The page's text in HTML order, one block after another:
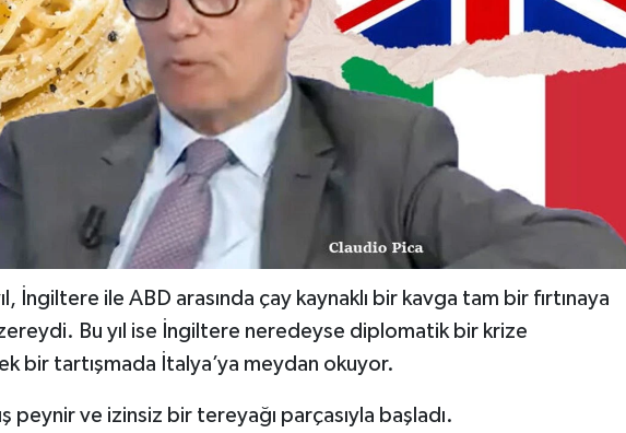
İngiltere ile ABD arasında çay kaynaklı bir kavga tam bir fırtınaya
Bu yıl ise İngiltere neredeyse diplomatik bir krize
bir tartışmada İtalya’ya meydan okuyor.
peynir ve izinsiz bir tereyağı parçasıyla başladı.